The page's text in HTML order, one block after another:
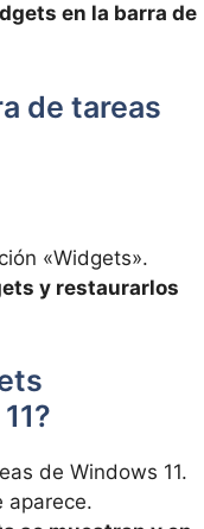
en⁣ la ⁤barra de‍
de tareas
«Widgets».
y restaurarlos
de Windows ⁣11.
‍aparece.